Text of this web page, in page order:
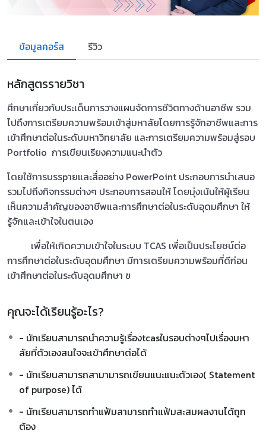
ข้อมูลคอร์ส รีวิว
หลักสูตรรายวิชา
ศึกษาเกี่ยวกับประเด็นการวางแผนจัดการชีวิตทางด้านอาชีพ รวม
ไปถึงการเตรียมความพร้อมเข้าสู่มหาลัยโดยการรู้จักอาชีพและการ
เข้าศึกษาต่อในระดับมหาวิทยาลัย และการเตรียมความพร้อมสู่รอบ
Portfolio การเขียนเรียงความแนะนำตัว
โดยใช้การบรรpายและสื่ออย่าง PowerPoint ประกอบการนำเสนอ
รวมไปถึงกิจกรรมต่างๆ ประกอบการสอนให้ โดยมุ่งเน้นให้ผู้เรียน
เห็นความสำคัญของอาชีพและการศึกษาต่อในระดับอุดมศึกษา ให้
รู้จักและเข้าใจในตนเอง
เพื่อให้เกิดความเข้าใจในระบบ TCAS เพื่อเป็นประโยชน์ต่อ
การศึกษาต่อในระดับอุดมศึกษา มีการเตรียมความพร้อมที่ดีก่อน
เข้าศึกษาต่อในระดับอุดมศึกษา ฃ
คุณจะได้เรียนรู้อะไร?
- นักเรียนสามารถนำความรู้เรื่องtcasในรอบต่างๆไปเรื่องมหา
ลัยที่ตัวเองสนใจจะเข้าศึกษาต่อได้
- นักเรียนสามารถสามามารถเขียนแนะแนะตัวเอง( Statement
of purpose) ได้
- นักเรียนสามารถทำแฟ้มสามารถทำแฟ้มสะสมผลงานได้ถูก
ต้อง